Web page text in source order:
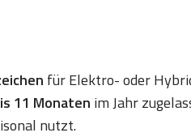
für Elektro- oder
11 Monaten im Jahr
nutzt.